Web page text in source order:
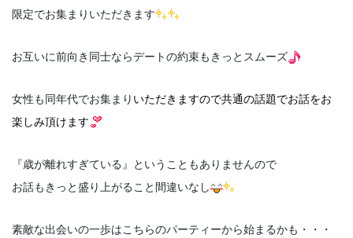
限定でお集まりいただきます
お互いに前向き同士ならデートの約束もきっとスムーズ
女性も同年代でお集まり いただきますので共通の話題でお話をお
楽しみ頂けます
『歳が離れすぎている』ということもありませんので
お話もきっと盛り上がること間違いなし
素敵な出会いの一歩はこちらのパーティーから始まるかも・・・